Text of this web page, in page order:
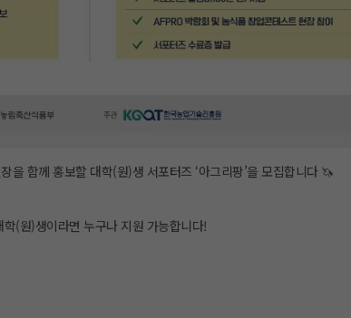
을 함께 홍보할 대학(원)생 서포터즈 ‘아그리팡’을 모집합니다 🦄
(원)생이라면 누구나 지원 가능합니다!